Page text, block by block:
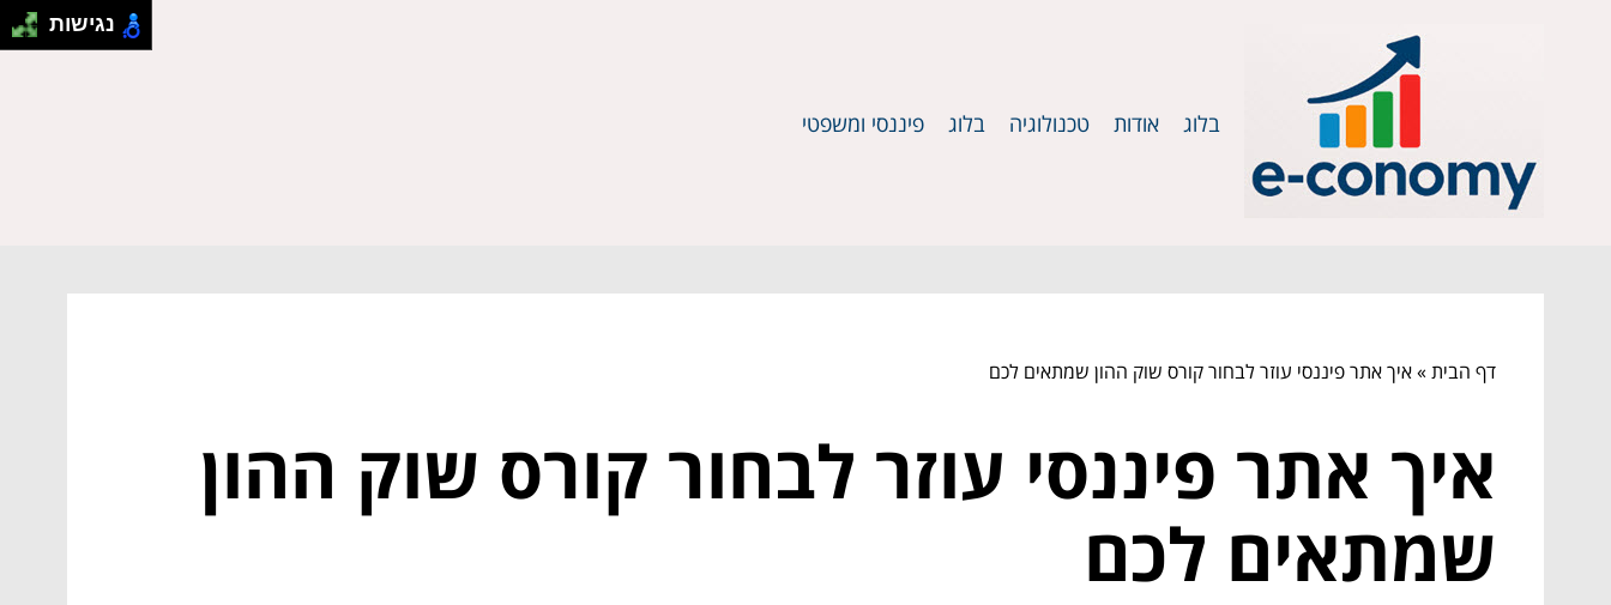
בלוג אודות טכנולוגיה בלוג פיננסי ומשפטי
דף הבית»איך אתר פיננסי עוזר לבחור קורס שוק ההון שמתאים לכם
איך אתר פיננסי עוזר לבחור קורס שוק ההון
שמתאים לכם
נגישות